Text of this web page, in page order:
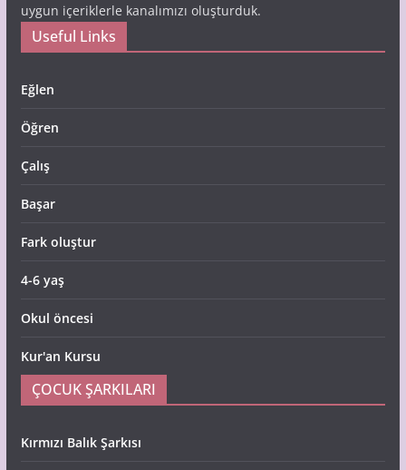
uygun içeriklerle kanalımızı oluşturduk.
Useful Links
Eğlen
Öğren
Çalış
Başar
Fark oluştur
4-6 yaş
Okul öncesi
Kur'an Kursu
ÇOCUK ŞARKILARI
Kırmızı Balık Şarkısı